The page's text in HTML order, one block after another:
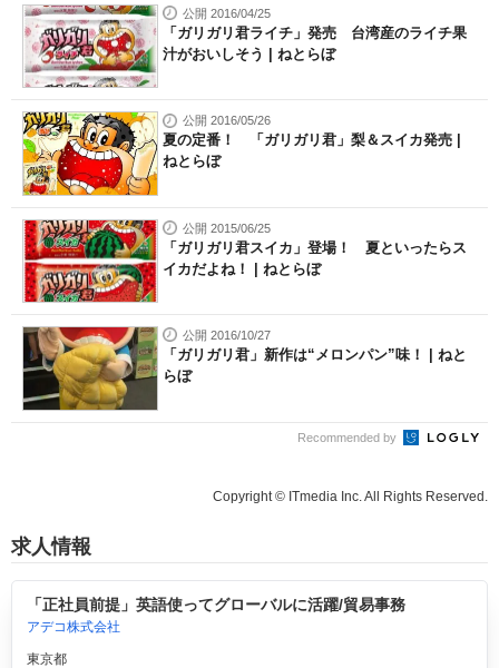
公開 2016/04/25
「ガリガリ君ライチ」発売 台湾産のライチ果
汁がおいしそう | ねとらぼ
公開 2016/05/26
夏の定番！ 「ガリガリ君」梨＆スイカ発売 |
ねとらぼ
公開 2015/06/25
「ガリガリ君スイカ」登場！ 夏といったらス
イカだよね！ | ねとらぼ
公開 2016/10/27
「ガリガリ君」新作は“メロンパン”味！ | ねと
らぼ
Recommended by
Copyright © ITmedia Inc. All Rights Reserved.
求人情報
「正社員前提」英語使ってグローバルに活躍/貿易事務
アデコ株式会社
東京都